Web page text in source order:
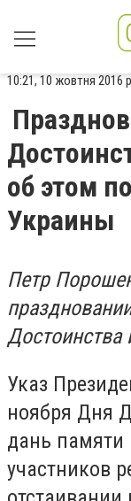
10:21, 10 жовтня 2016
об этом
Украины
Петр
Достоинства
Указ
ноября Дня
дань памяти
участников